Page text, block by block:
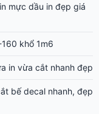
mực dầu in đẹp giá
khổ 1m6
in vừa cắt nhanh đẹp
bế decal nhanh, đẹp